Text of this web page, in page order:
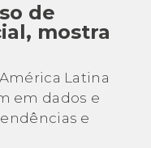
de
mostra
Latina
em dados e
e